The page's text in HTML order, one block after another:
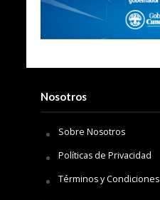
Nosotros
Sobre Nosotros
Políticas de Privacidad
Términos y Condiciones